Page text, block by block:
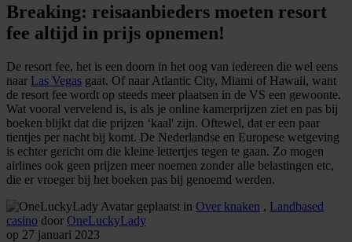
Breaking: reisaanbieders moeten resort
fee altijd in prijs opnemen!
De resort fee, het is een doorn in het oog van iedereen die wel eens
naar Las Vegas gaat. Of naar Atlantic City, Miami of Hawaii, want
de resort fee wordt op steeds meer plaatsen in de VS een gewoonte.
Wat vooral vervelend is, is als je online kamerprijzen ziet en pas bij
boeken blijkt dat die prijzen ‘kaal' zijn. Oftewel, dat er een paar
tientjes per nacht bij komt. De Nederlandse en Europese wetgeving
is echter gericht om die kleine lettertjes tegen te gaan. Zo mogen
airlines ook geen prijzen meer noemen zonder alle belastingen etc,
die er vroeger bij het boeken pas bij genoemd werden.
geplaatst in Over knaken , Landbased
casino door OneLuckyLady
op 27 januari 2023